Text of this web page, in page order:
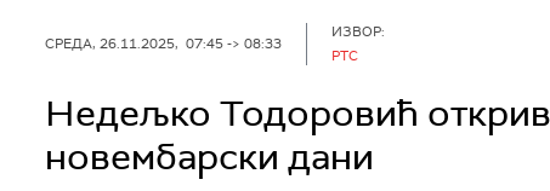
СРЕДА, 26.11.2025, 07:45 -> 08:33
ИЗВОР:
РТС
Недељко Тодоровић
новембарски дани